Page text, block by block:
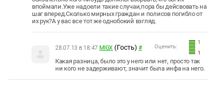
впоймали.Уже надоели такие случаи,пора бы дейсвовать на
шаг вперед.Сколько мирных граждан и полисов погибло от
их рук?А у вас все тот же однобокий взгляд.
1
1
Оценить:
28.07.13 в 18:47 MIGX (Гость) #
Какая разница, было это у него или нет, просто так
ни кого не задерживают, значит была инфа на него.